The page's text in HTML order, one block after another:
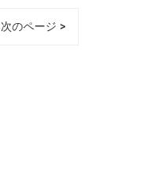
次のページ >